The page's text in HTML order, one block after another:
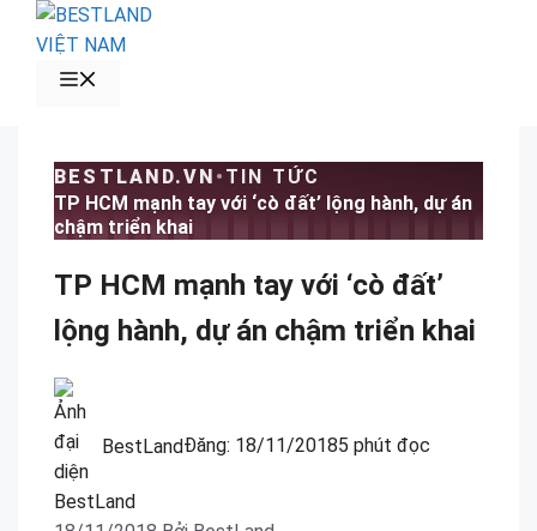
Chuyển
BESTLAND.VN • TIN TỨC
TP HCM mạnh tay với ‘cò đất’ lộng hành, dự án
chậm triển khai
TP HCM mạnh tay với ‘cò đất’
lộng hành, dự án chậm triển khai
BestLandĐăng: 18/11/20185 phút đọc